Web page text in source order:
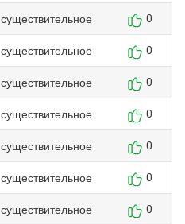
существительное 0
существительное 0
существительное 0
существительное 0
существительное 0
существительное 0
существительное 0